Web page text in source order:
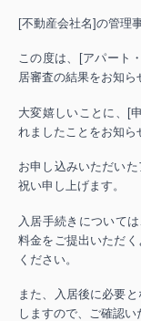
[不動産会社名]の管理
この度は、[アパート
居審査の結果をお知ら
大変嬉しいことに、[
れましたことをお知ら
お申し込みいただい
祝い申し上げます。
入居手続きについて
料金をご提出いただ
ください。
また、入居後に必要
しますので、ご確認い